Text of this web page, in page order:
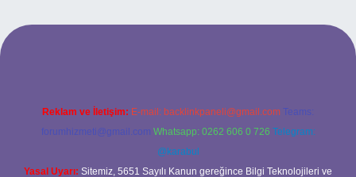
bahis
Reklam ve İletişim: E-mail: backlinkpaneli@gmail.com Teams:
forumhizmeti@gmail.com Whatsapp: 0262 606 0 726 Telegram:
@karabul
Yasal Uyarı: Sitemiz, 5651 Sayılı Kanun gereğince Bilgi Teknolojileri ve